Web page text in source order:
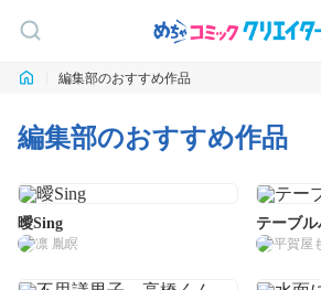
編集部のおすすめ作品
編集部のおすすめ作品
曖Sing
凛 胤瞑
テーブ
平賀屋